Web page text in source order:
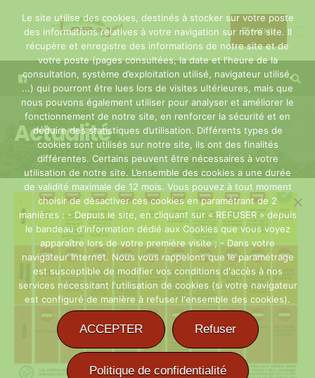
Skip
content
MENU
Actualité
for:
Le site utilise des cookies, destinés à stocker sur votre poste
des informations relatives à votre navigation sur notre site. Il
récupère et enregistre des informations de notre site et de
votre poste (pages consultées, la date et l'heure de la
consultation, système d’exploitation utilisé, navigateur utilisé,
...) qui pourront être lues lors de visites ultérieures, mais que
nous pouvons également utiliser pour analyser et améliorer le
fonctionnement de notre site, en renforcer la sécurité et en
déduire des statistiques d’utilisation. Différents types de
cookies sont utilisés sur notre site, ils ont des finalités
différentes. Certains peuvent être nécessaires à votre
utilisation de notre site. L’ensemble des cookies a une durée
de validité maximale de 12 mois. Vous pouvez à tout moment
choisir de désactiver ces cookies en paramétrant de 2
manières : - Depuis le site, en cliquant sur « REFUSER » depuis
le bandeau d'information dédié aux Cookies que vous voyez
apparaître lors de votre première visite ; - Dans votre
navigateur Internet. Nous vous rappelons que le paramétrage
est susceptible de modifier vos conditions d'accès à nos
services nécessitant l'utilisation de cookies (si votre navigateur
est configuré de manière à refuser l'ensemble des cookies).
ACCEPTER Refuser
Politique de confidentialité